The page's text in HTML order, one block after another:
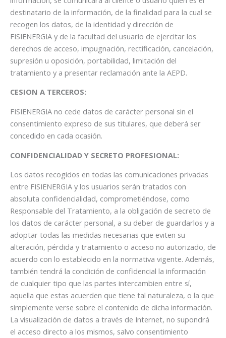
destinatario de la información, de la finalidad para la cual se
recogen los datos, de la identidad y dirección de
FISIENERGIA y de la facultad del usuario de ejercitar los
derechos de acceso, impugnación, rectificación, cancelación,
supresión u oposición, portabilidad, limitación del
tratamiento y a presentar reclamación ante la AEPD.
CESION A TERCEROS:
FISIENERGIA no cede datos de carácter personal sin el
consentimiento expreso de sus titulares, que deberá ser
concedido en cada ocasión.
CONFIDENCIALIDAD Y SECRETO PROFESIONAL:
Los datos recogidos en todas las comunicaciones privadas
entre FISIENERGIA y los usuarios serán tratados con
absoluta confidencialidad, comprometiéndose, como
Responsable del Tratamiento, a la obligación de secreto de
los datos de carácter personal, a su deber de guardarlos y a
adoptar todas las medidas necesarias que eviten su
alteración, pérdida y tratamiento o acceso no autorizado, de
acuerdo con lo establecido en la normativa vigente. Además,
también tendrá la condición de confidencial la información
de cualquier tipo que las partes intercambien entre sí,
aquella que estas acuerden que tiene tal naturaleza, o la que
simplemente verse sobre el contenido de dicha información.
La visualización de datos a través de Internet, no supondrá
el acceso directo a los mismos, salvo consentimiento